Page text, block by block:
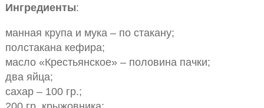
Ингредиенты:
манная крупа и мука – по стакану;
полстакана кефира;
масло «Крестьянское» – половина пачки;
два яйца;
сахар – 100 гр.;